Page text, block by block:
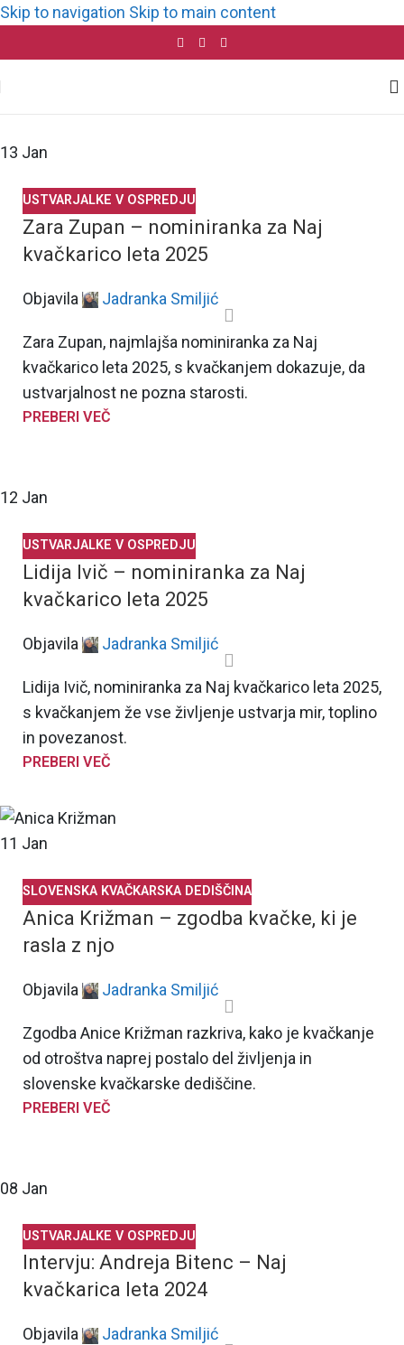
Skip to navigation Skip to main content
13 Jan
USTVARJALKE V OSPREDJU
Zara Zupan – nominiranka za Naj
kvačkarico leta 2025
Objavila Jadranka Smiljić
Zara Zupan, najmlajša nominiranka za Naj
kvačkarico leta 2025, s kvačkanjem dokazuje, da
ustvarjalnost ne pozna starosti.
PREBERI VEČ
12 Jan
USTVARJALKE V OSPREDJU
Lidija Ivič – nominiranka za Naj
kvačkarico leta 2025
Objavila Jadranka Smiljić
Lidija Ivič, nominiranka za Naj kvačkarico leta 2025,
s kvačkanjem že vse življenje ustvarja mir, toplino
in povezanost.
PREBERI VEČ
11 Jan
SLOVENSKA KVAČKARSKA DEDIŠČINA
Anica Križman – zgodba kvačke, ki je
rasla z njo
Objavila Jadranka Smiljić
Zgodba Anice Križman razkriva, kako je kvačkanje
od otroštva naprej postalo del življenja in
slovenske kvačkarske dediščine.
PREBERI VEČ
08 Jan
USTVARJALKE V OSPREDJU
Intervju: Andreja Bitenc – Naj
kvačkarica leta 2024
Objavila Jadranka Smiljić